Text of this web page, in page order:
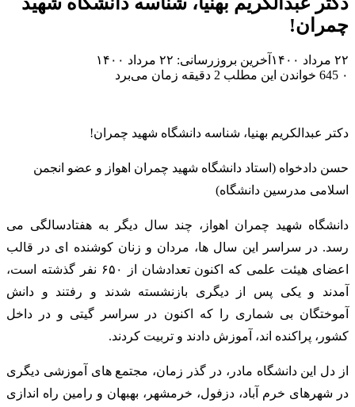
چمران!
۲۲ مرداد ۱۴۰۰
آخرین بروزرسانی: ۲۲ مرداد ۱۴۰۰
۰
خواندن این مطلب 2 دقیقه زمان می‌برد
دکتر عبدالکریم بهنیا، شناسه دانشگاه شهید چمران!
حسن دادخواه (استاد دانشگاه شهید چمران اهواز و عضو انجمن
اسلامی مدرسین دانشگاه)
دانشگاه شهید چمران اهواز، چند سال دیگر به هفتادسالگی می
رسد. در سراسر این سال ها، مردان و زنان کوشنده ای در قالب
اعضای هیئت علمی که اکنون تعدادشان از ۶۵۰ نفر گذشته است،
آمدند و یکی پس از دیگری بازنشسته شدند و رفتند و دانش
آموختگان بی شماری را که اکنون در سراسر گیتی و در داخل
کشور، پراکنده اند، آموزش دادند و تربیت کردند.
از دل این دانشگاه مادر، در گذر زمان، مجتمع های آموزشی دیگری
در شهرهای خرم آباد، دزفول، خرمشهر، بهبهان و رامین راه اندازی